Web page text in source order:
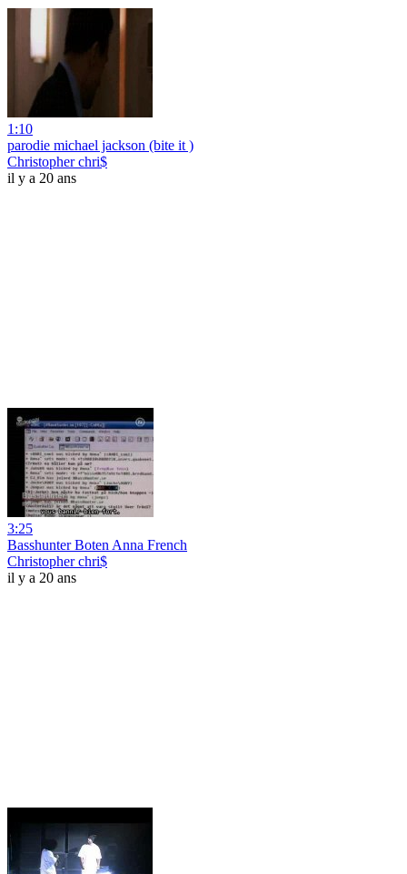
1:10
parodie michael jackson (bite it )
Christopher chri$
il y a 20 ans
3:25
Basshunter Boten Anna French
Christopher chri$
il y a 20 ans